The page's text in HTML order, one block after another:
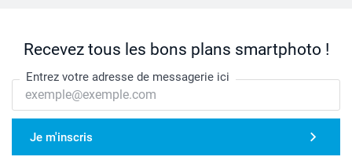
Recevez tous les bons plans smartphoto !
Entrez votre adresse de messagerie ici
Je m'inscris